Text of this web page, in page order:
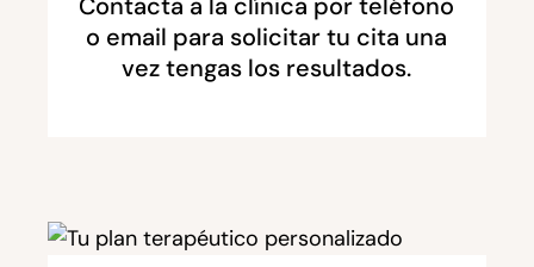
o email para solicitar tu cita una
vez tengas los resultados.